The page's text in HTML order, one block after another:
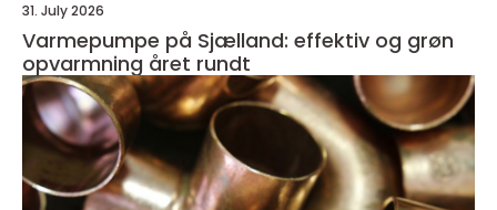
31. July 2026
Varmepumpe på Sjælland: effektiv og grøn
opvarmning året rundt